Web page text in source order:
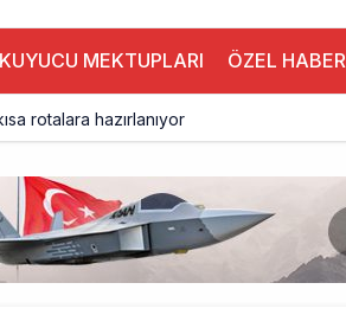
MEKTUPLARI ÖZEL HABER
rotalara hazırlanıyor
İstanbul’a indi
777X için United kararı